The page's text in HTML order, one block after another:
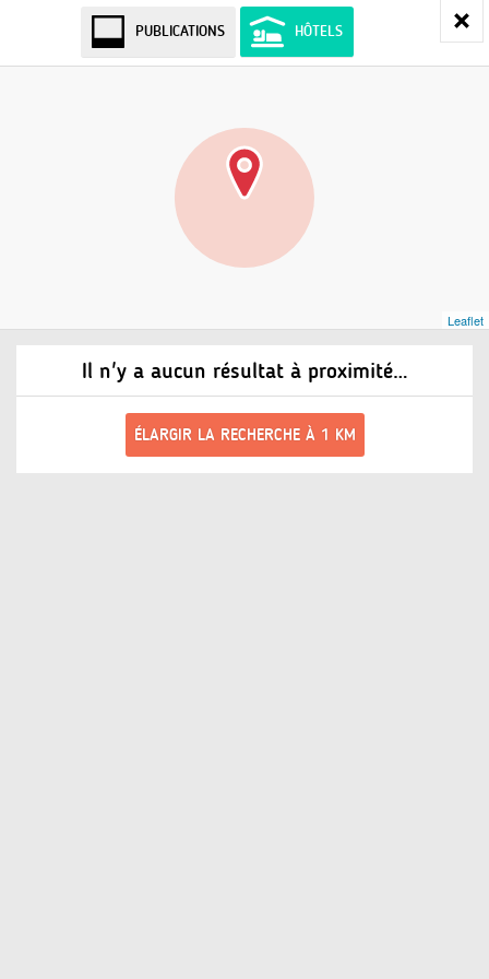
PUBLICATIONS HÔTELS
Il n'y a aucun résultat à proximité…
ÉLARGIR LA RECHERCHE À 1 KM
Leaflet